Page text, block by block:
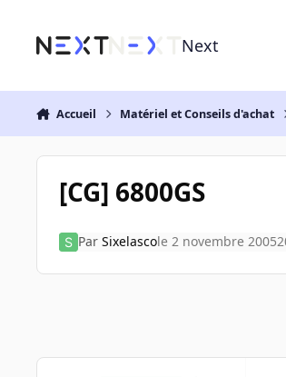
Next
Accueil Matériel et Conseils d'achat
[CG] 6800GS
Par Sixelascole 2 novembre 2005